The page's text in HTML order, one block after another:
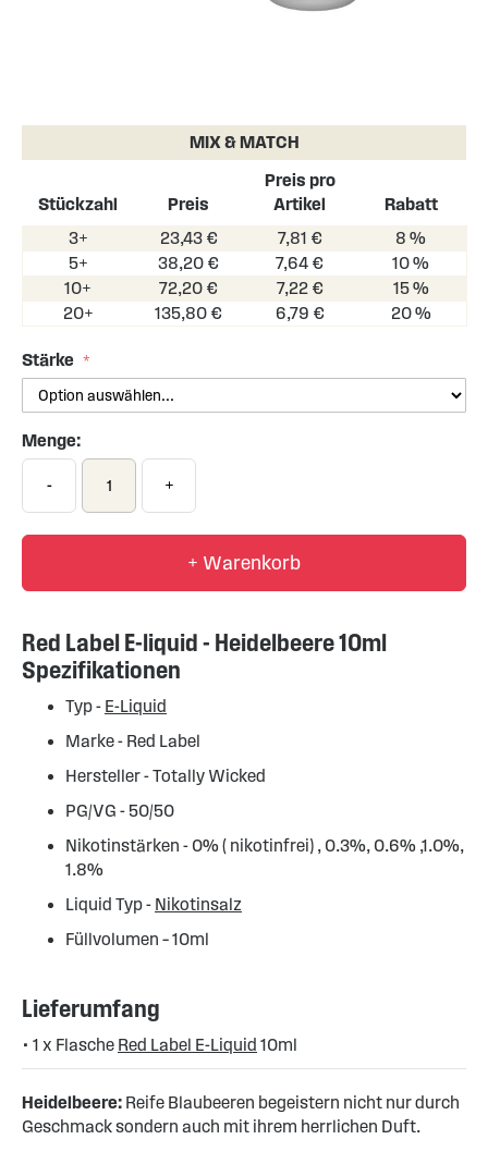
the
the
gallery
MIX & MATCH
Stückzahl Preis
Preis pro
Artikel
Rabatt
3+
23,43 € 7,81 €
8 %
5+
38,20 € 7,64 €
10 %
10+
72,20 € 7,22 €
15 %
20+
135,80 € 6,79 € 20 %
Stärke
Menge:
- +
+ Warenkorb
Red Label E-liquid - Heidelbeere 10ml
Spezifikationen
Typ - E-Liquid
Marke - Red Label
Hersteller - Totally Wicked
PG/VG - 50/50
Nikotinstärken - 0% ( nikotinfrei) , 0.3%, 0.6% ,1.0%,
1.8%
Liquid Typ - Nikotinsalz
Füllvolumen – 10ml
Lieferumfang
• 1 x Flasche Red Label E-Liquid 10ml
Heidelbeere: Reife Blaubeeren begeistern nicht nur durch
Geschmack sondern auch mit ihrem herrlichen Duft.